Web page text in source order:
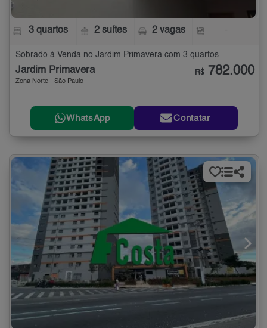
3 quartos 2 suítes 2 vagas
Sobrado à Venda no Jardim Primavera com 3 quartos
Jardim Primavera
Zona Norte - São Paulo
R$ 782.000
WhatsApp Contatar